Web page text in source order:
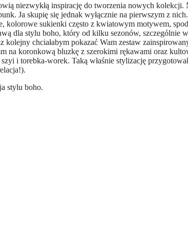
niezwykłą inspirację do tworzenia nowych
Ja skupię się jednak wyłącznie na pierwszym z nich.
kolorowe sukienki często z kwiatowym motywem,
dla stylu boho, który od kilku sezonów, szczególnie
kolejny chciałabym pokazać Wam zestaw
na koronkową bluzkę z szerokimi rękawami oraz
i torebka-worek. Taką właśnie stylizację
stylu boho.